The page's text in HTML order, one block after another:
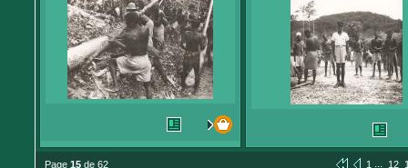
Page 15 de 62 1 ... 12